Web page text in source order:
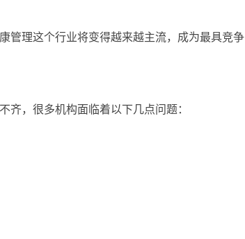
管理这个行业将变得越来越主流，成为最具竞争
，很多机构面临着以下几点问题：